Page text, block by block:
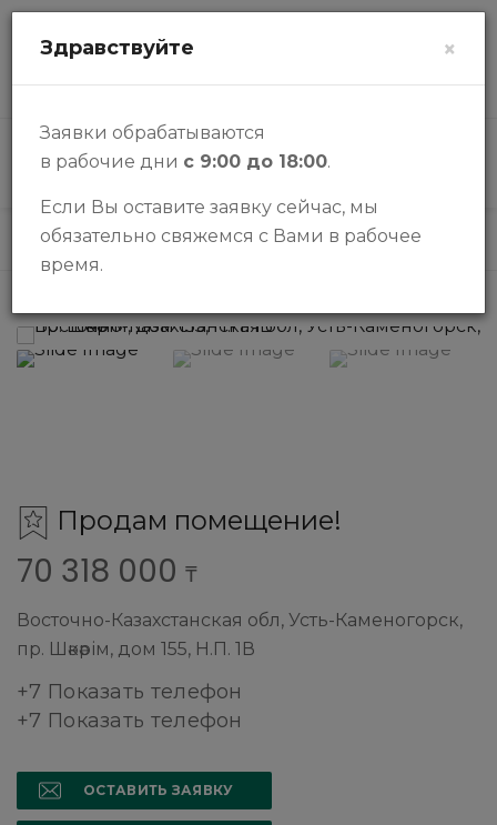
КАТАЛОГ
Каталог Бизнес Продам помещение!
Продам помещение!
70 318 000 ₸
Восточно-Казахстанская обл, Усть-Каменогорск,
пр. Шәкәрім, дом 155, Н.П. 1В
+7 Показать телефон
+7 Показать телефон
ОСТАВИТЬ ЗАЯВКУ
×
Здравствуйте
Заявки обрабатываются
в рабочие дни с 9:00 до 18:00.
Если Вы оставите заявку сейчас, мы
обязательно свяжемся с Вами в рабочее
время.